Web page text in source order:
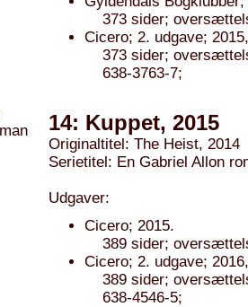
373 sider;
Cicero; 2. udgave;
373 sider;
638-3763-7;
14: Kuppet, 2015
Originaltitel: The Heist, 2014
Serietitel: En Gabriel Allon
Udgaver:
Cicero; 2015.
389 sider;
Cicero; 2. udgave;
389 sider;
638-4546-5;